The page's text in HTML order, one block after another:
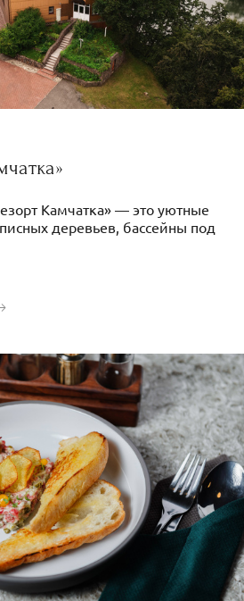
Камчатка» — это уютные
деревьев, бассейны под